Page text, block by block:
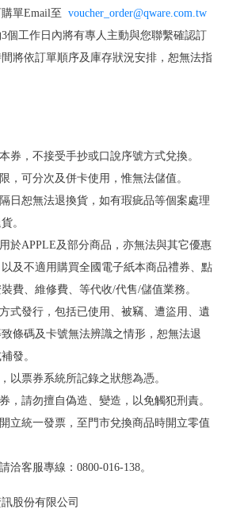
單Email至 voucher_order@qware.com.tw
個工作日內將有專人主動與您聯繫確認訂
將依訂單順序及庫存狀況安排，恕無法指
券，不接受手抄或口說序號方式兌換。
，可分次及併卡使用，惟無法儲值。
日恕無法退換貨，如有瑕疵品等個案處理
。
於APPLE及部分商品，亦無法與其它優惠
及不適用購買全國電子紙本商品禮券、點
費、維修費、等代收/代售/儲值業務。
式發行，包括已使用、被竊、遭盜用、遺
條碼及卡號無法辨識之情形，恕無法退
發。
以票券系統所記錄之狀態為憑。
，請勿擅自偽造、變造，以免觸犯刑責。
立統一發票，至門市兌換商品時開立零值
洽客服專線：0800-016-138。
股份有限公司